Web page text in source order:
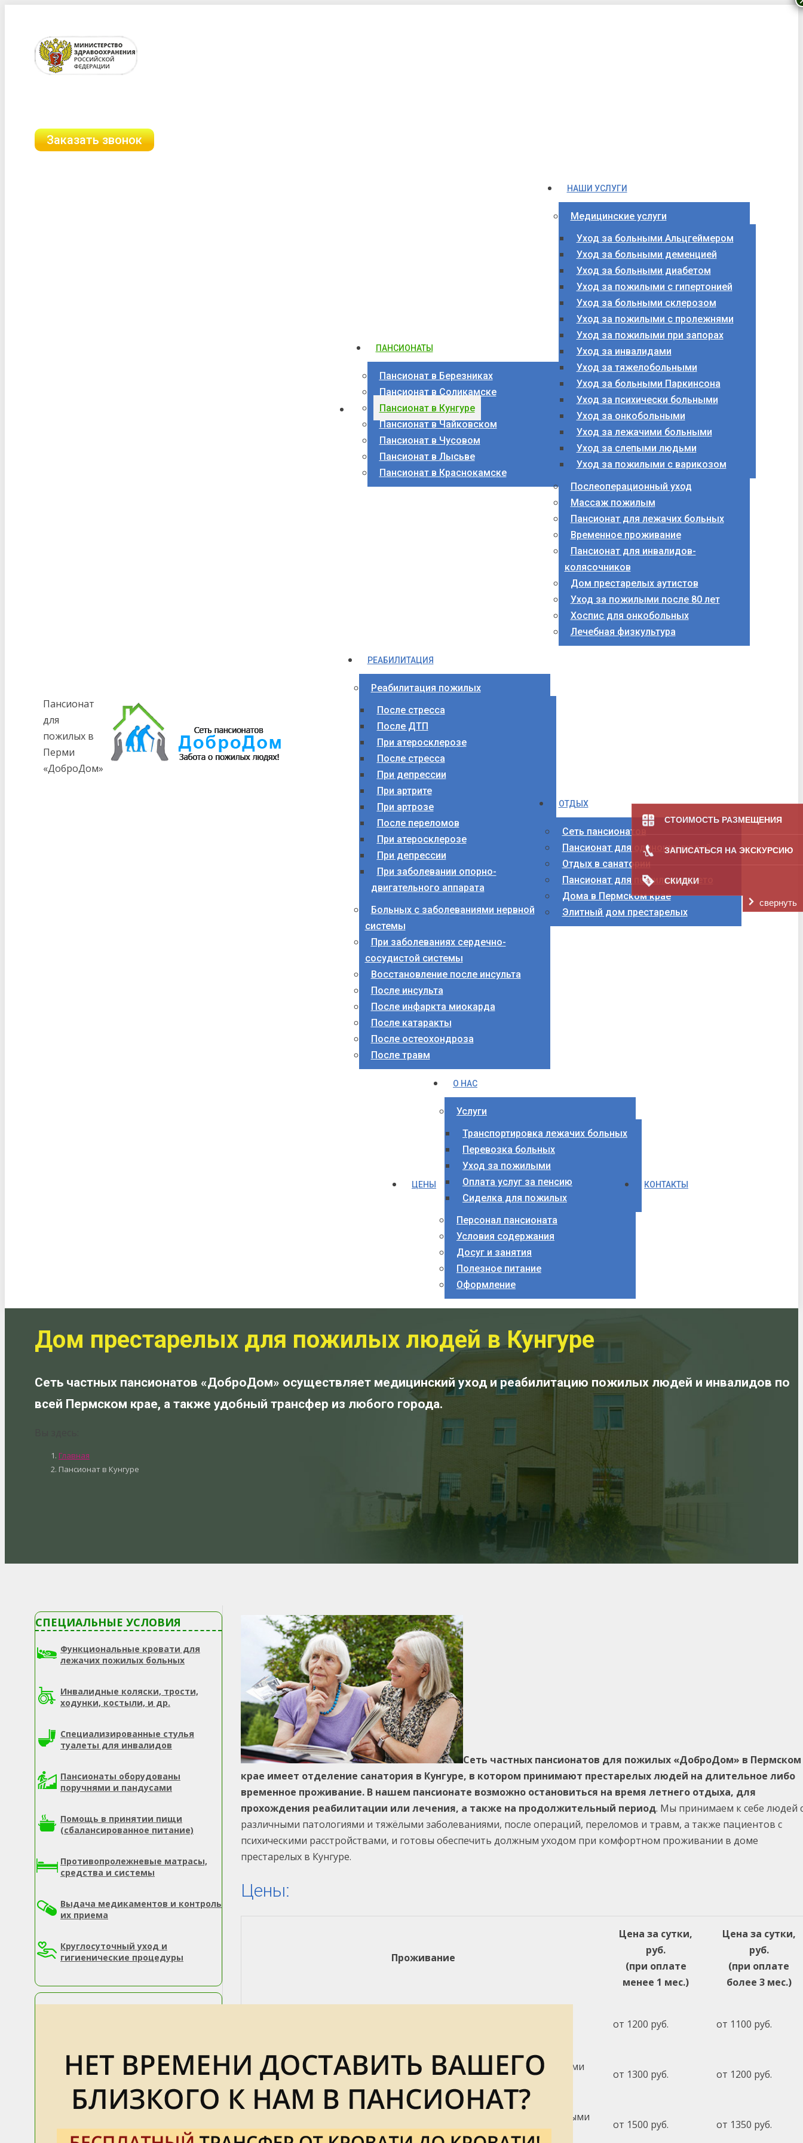
СТОИМОСТЬ РАЗМЕЩЕНИЯ
ЗАПИСАТЬСЯ НА ЭКСКУРСИЮ
СКИДКИ
свернуть
содержанию
Заказать звонок
Пансионат
для
пожилых в
Перми
«ДоброДом»
ПАНСИОНАТЫ
Пансионат в Березниках
Пансионат в Соликамске
Пансионат в Кунгуре
Пансионат в Чайковском
Пансионат в Чусовом
Пансионат в Лысьве
Пансионат в Краснокамске
НАШИ УСЛУГИ
Медицинские услуги
Уход за больными Альцгеймером
Уход за больными деменцией
Уход за больными диабетом
Уход за пожилыми с гипертонией
Уход за больными склерозом
Уход за пожилыми с пролежнями
Уход за пожилыми при запорах
Уход за инвалидами
Уход за тяжелобольными
Уход за больными Паркинсона
Уход за психически больными
Уход за онкобольными
Уход за лежачими больными
Уход за слепыми людьми
Уход за пожилыми с варикозом
Послеоперационный уход
Массаж пожилым
Пансионат для лежачих больных
Временное проживание
Пансионат для инвалидов-
колясочников
Дом престарелых аутистов
Уход за пожилыми после 80 лет
Хоспис для онкобольных
Лечебная физкультура
РЕАБИЛИТАЦИЯ
Реабилитация пожилых
После стресса
После ДТП
При атеросклерозе
После стресса
При депрессии
При артрите
При артрозе
После переломов
При атеросклерозе
При депрессии
При заболевании опорно-
двигательного аппарата
Больных с заболеваниями нервной
системы
При заболеваниях сердечно-
сосудистой системы
Восстановление после инсульта
После инсульта
После инфаркта миокарда
После катаракты
После остеохондроза
После травм
ОТДЫХ
Сеть пансионатов
Пансионат для одиноких людей
Отдых в санатории
Пансионат для пожилых на лето
Дома в Пермском крае
Элитный дом престарелых
ЦЕНЫ
О НАС
Услуги
Транспортировка лежачих больных
Перевозка больных
Уход за пожилыми
Оплата услуг за пенсию
Сиделка для пожилых
Персонал пансионата
Условия содержания
Досуг и занятия
Полезное питание
Оформление
КОНТАКТЫ
Дом престарелых для пожилых людей в Кунгуре
Сеть частных пансионатов «ДоброДом» осуществляет медицинский уход и реабилитацию пожилых людей и инвалидов по
всей Пермском крае, а также удобный трансфер из любого города.
Главная
Пансионат в Кунгуре
Сеть частных пансионатов для пожилых «ДоброДом» в Пермском
крае имеет отделение санатория в Кунгуре, в котором принимают престарелых людей на длительное либо
временное проживание. В нашем пансионате возможно остановиться на время летнего отдыха, для
прохождения реабилитации или лечения, а также на продолжительный период. Мы принимаем к себе людей
различными патологиями и тяжёлыми заболеваниями, после операций, переломов и травм, а также пациентов с
психическими расстройствами, и готовы обеспечить должным уходом при комфортном проживании в доме
престарелых в Кунгуре.
Цены:
Проживание
Цена за сутки,
руб.
(при оплате
менее 1 мес.)
Цена за сутки,
руб.
(при оплате
более 3 мес.)
от 1200 руб. от 1100 руб.
Для самостоятельно передвигающихся людей с деменцией и другими
психиатрическими заболеваниями
от 1300 руб. от 1200 руб.
Лежачие подопечные после переломов,инсультов, а также с тяжёлыми
стадиями деменцией
от 1500 руб. от 1350 руб.
СПЕЦИАЛЬНЫЕ УСЛОВИЯ
Функциональные кровати для
лежачих пожилых больных
Инвалидные коляски, трости,
ходунки, костыли, и др.
Специализированные стулья
туалеты для инвалидов
Пансионаты оборудованы
поручнями и пандусами
Помощь в принятии пищи
(сбалансированное питание)
Противопролежневые матрасы,
средства и системы
Выдача медикаментов и контроль
их приема
Круглосуточный уход и
гигиенические процедуры